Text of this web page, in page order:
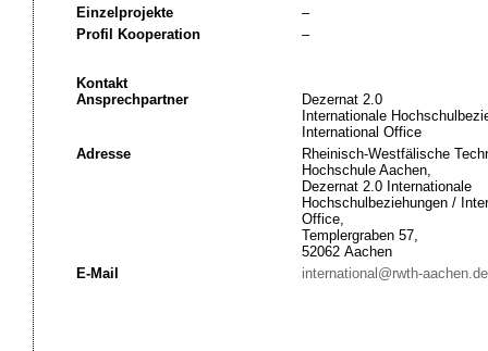
Einzelprojekte
–
Profil Kooperation
–
Kontakt
Ansprechpartner
Dezernat 2.0
Internationale
International Office
Adresse
Rheinisch-Westfälische
Hochschule Aachen,
Dezernat 2.0 Internationale
Hochschulbeziehungen /
Office,
Templergraben 57,
52062 Aachen
E-Mail
international@rwth-aachen.de